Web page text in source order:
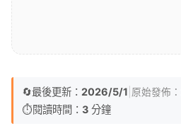
🔄最後更新： 2026/5/1 原始發佈：
⏱️閱讀時間： 3 分鐘